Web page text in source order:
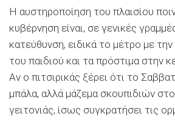
Η αυστηροποίηση του πλαισίου
κυβέρνηση είναι, σε γενικές
κατεύθυνση, ειδικά το μέτρο με
του παιδιού και τα πρόστιμα στην
Αν ο πιτσιρικάς ξέρει ότι το
μπάλα, αλλά μάζεμα σκουπιδιών
γειτονιάς, ίσως συγκρατήσει τις